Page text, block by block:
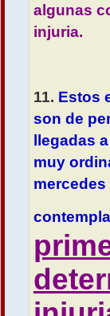
algunas
injuria.
11. Estos
son de
llegadas
muy
mercedes